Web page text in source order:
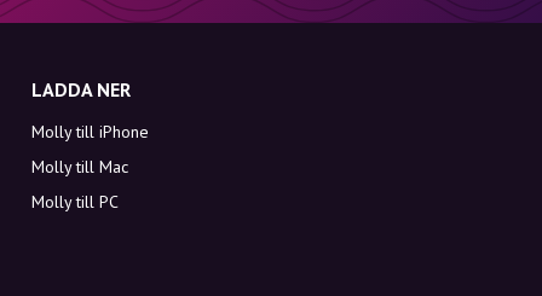
LADDA NER
Molly till iPhone
Molly till Mac
Molly till PC